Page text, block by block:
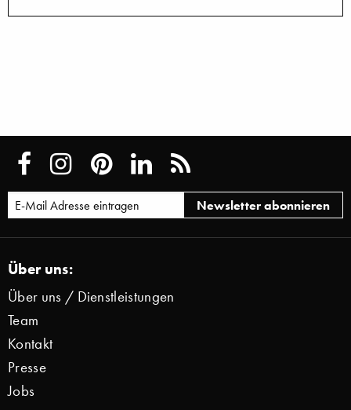
Über uns:
Über uns / Dienstleistungen
Team
Kontakt
Presse
Jobs